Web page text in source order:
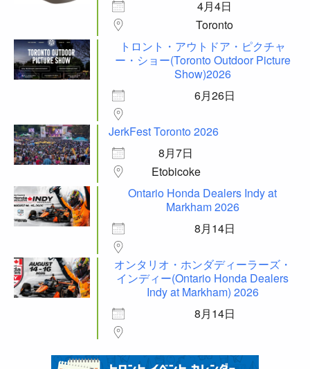
4月4日
Toronto
トロント・アウトドア・ピクチャ
ー・ショー(Toronto Outdoor Picture
Show)2026
6月26日
JerkFest Toronto 2026
8月7日
Etobicoke
Ontario Honda Dealers Indy at
Markham 2026
8月14日
オンタリオ・ホンダディーラーズ・
インディー(Ontario Honda Dealers
Indy at Markham) 2026
8月14日